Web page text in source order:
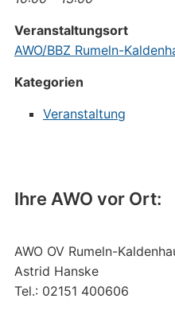
Ihre AWO vor Ort:
AWO OV Rumeln-
Astrid Hanske
Tel.: 02151 400606
Veranstaltungsort
AWO/BBZ Rumeln-
Kategorien
Veranstaltung